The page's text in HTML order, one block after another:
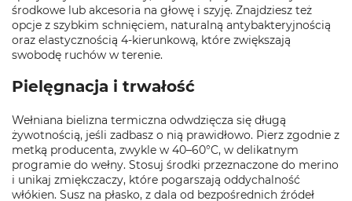
środkowe lub akcesoria na głowę i szyję. Znajdziesz też
opcje z szybkim schnięciem, naturalną antybakteryjnością
oraz elastycznością 4‑kierunkową, które zwiększają
swobodę ruchów w terenie.
Pielęgnacja i trwałość
Wełniana bielizna termiczna odwdzięcza się długą
żywotnością, jeśli zadbasz o nią prawidłowo. Pierz zgodnie z
metką producenta, zwykle w 40–60°C, w delikatnym
programie do wełny. Stosuj środki przeznaczone do merino
i unikaj zmiękczaczy, które pogarszają oddychalność
włókien. Susz na płasko, z dala od bezpośrednich źródeł